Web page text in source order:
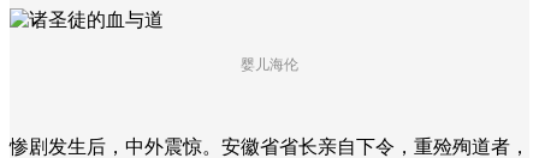
婴儿海伦
惨剧发生后，中外震惊。安徽省省长亲自下令，重殓殉道者，